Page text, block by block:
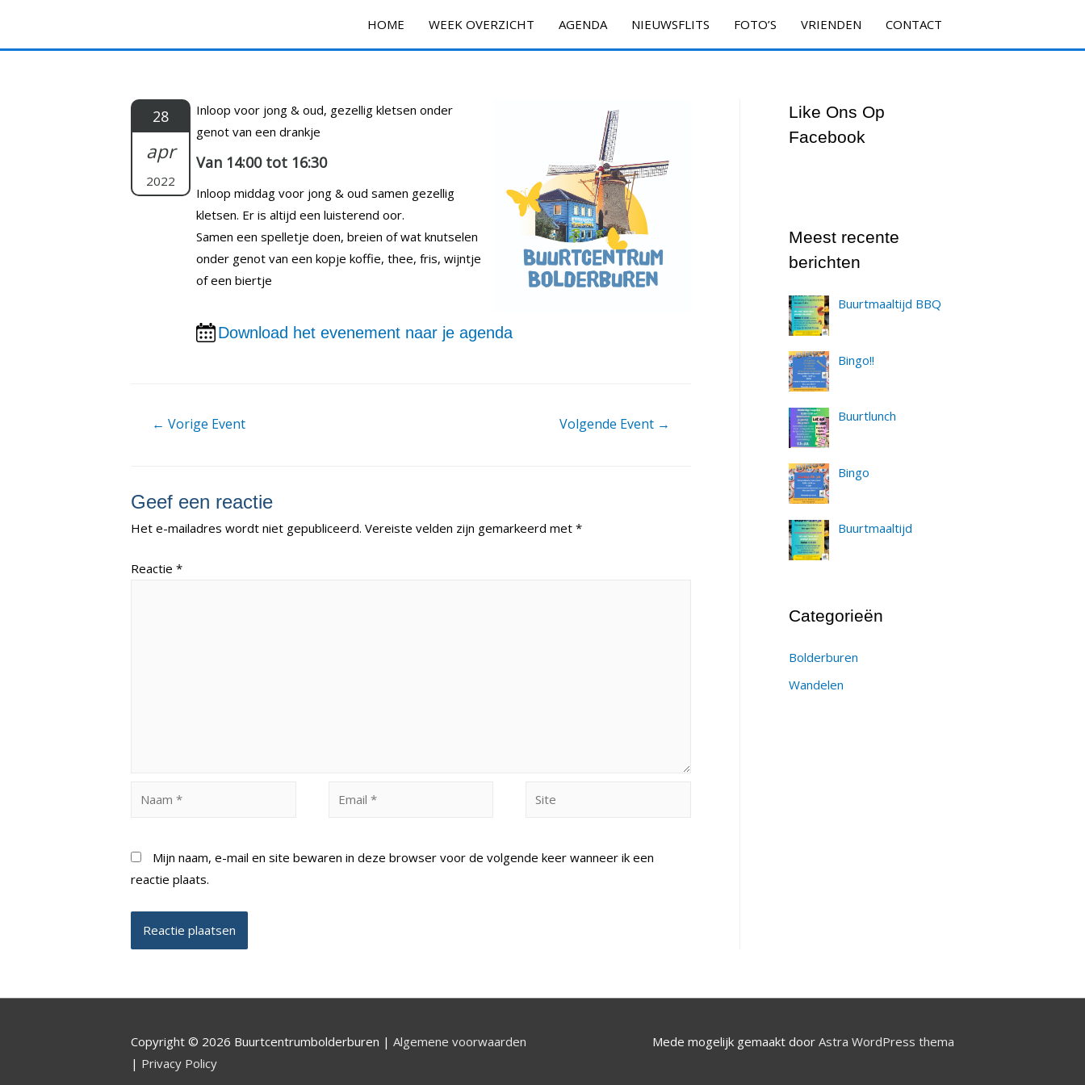
inhoud
HOME WEEK OVERZICHT AGENDA NIEUWSFLITS FOTO’S VRIENDEN CONTACT
28
apr
2022
Inloop voor jong & oud, gezellig kletsen onder
genot van een drankje
Van 14:00 tot 16:30
Inloop middag voor jong & oud samen gezellig
kletsen. Er is altijd een luisterend oor.
Samen een spelletje doen, breien of wat knutselen
onder genot van een kopje koffie, thee, fris, wijntje
of een biertje
Download het evenement naar je agenda
Berichtnavigatie
← Vorige Event Volgende Event →
Geef een reactie
Het e-mailadres wordt niet gepubliceerd. Vereiste velden zijn gemarkeerd met *
Reactie *
Mijn naam, e-mail en site bewaren in deze browser voor de volgende keer wanneer ik een
reactie plaats.
Like Ons Op
Facebook
Meest recente
berichten
Buurtmaaltijd BBQ
Bingo!!
Buurtlunch
Bingo
Buurtmaaltijd
Categorieën
Bolderburen
Wandelen
Copyright © 2026 Buurtcentrumbolderburen | Algemene voorwaarden
| Privacy Policy
Mede mogelijk gemaakt door Astra WordPress thema